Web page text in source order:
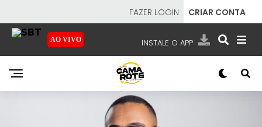
FAZER LOGIN CRIAR CONTA
AO VIVO INSTALE O APP
EMISSORAS